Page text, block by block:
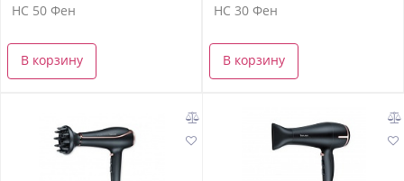
HC 50 Фен
В корзину
HC 30 Фен
В корзину